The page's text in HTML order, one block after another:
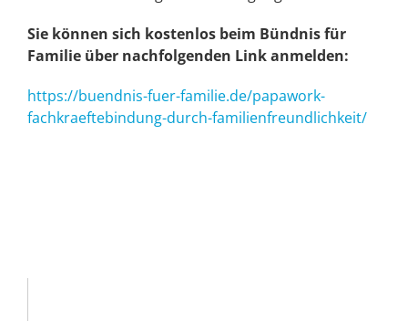
Sie können sich kostenlos beim Bündnis für
Familie über nachfolgenden Link anmelden:
https://buendnis-fuer-familie.de/papawork-
fachkraeftebindung-durch-familienfreundlichkeit/